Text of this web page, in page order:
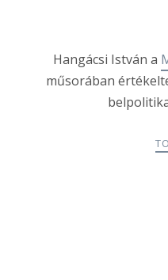
Hangácsi István a
műsorában